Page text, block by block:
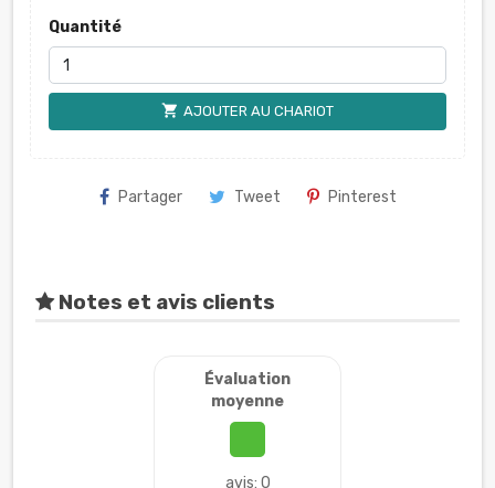
Quantité
shopping_cart AJOUTER AU CHARIOT
Partager Tweet Pinterest
Notes et avis clients
Évaluation
moyenne
avis: 0